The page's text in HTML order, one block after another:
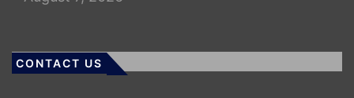
CONTACT US